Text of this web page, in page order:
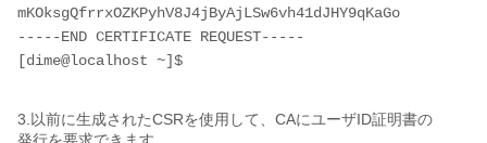
mKOksgQfrrxOZKPyhV8J4jByAjLSw6vh41dJHY9qKaGo
-----END CERTIFICATE REQUEST-----
[dime@localhost ~]$
3.以前に生成されたCSRを使用して、CAにユーザID証明書の